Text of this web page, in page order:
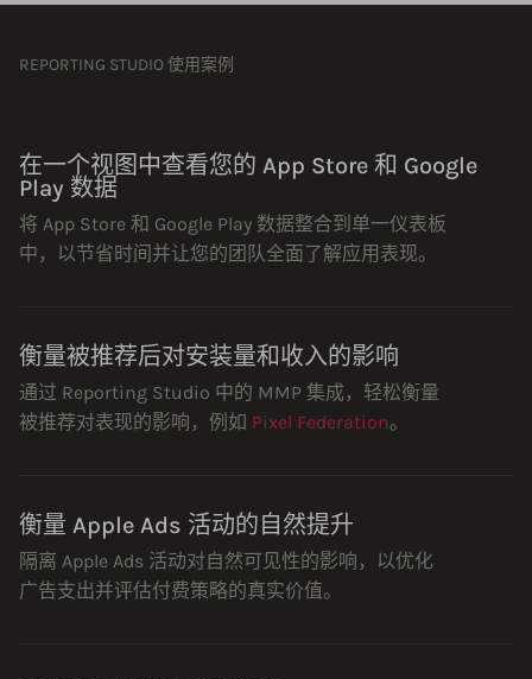
REPORTING STUDIO 使用案例
在一个视图中查看您的 App Store 和 Google
Play 数据
将 App Store 和 Google Play 数据整合到单一仪表板
中，以节省时间并让您的团队全面了解应用表现。
衡量被推荐后对安装量和收入的影响
通过 Reporting Studio 中的 MMP 集成，轻松衡量
被推荐对表现的影响，例如 Pixel Federation。
衡量 Apple Ads 活动的自然提升
隔离 Apple Ads 活动对自然可见性的影响，以优化
广告支出并评估付费策略的真实价值。